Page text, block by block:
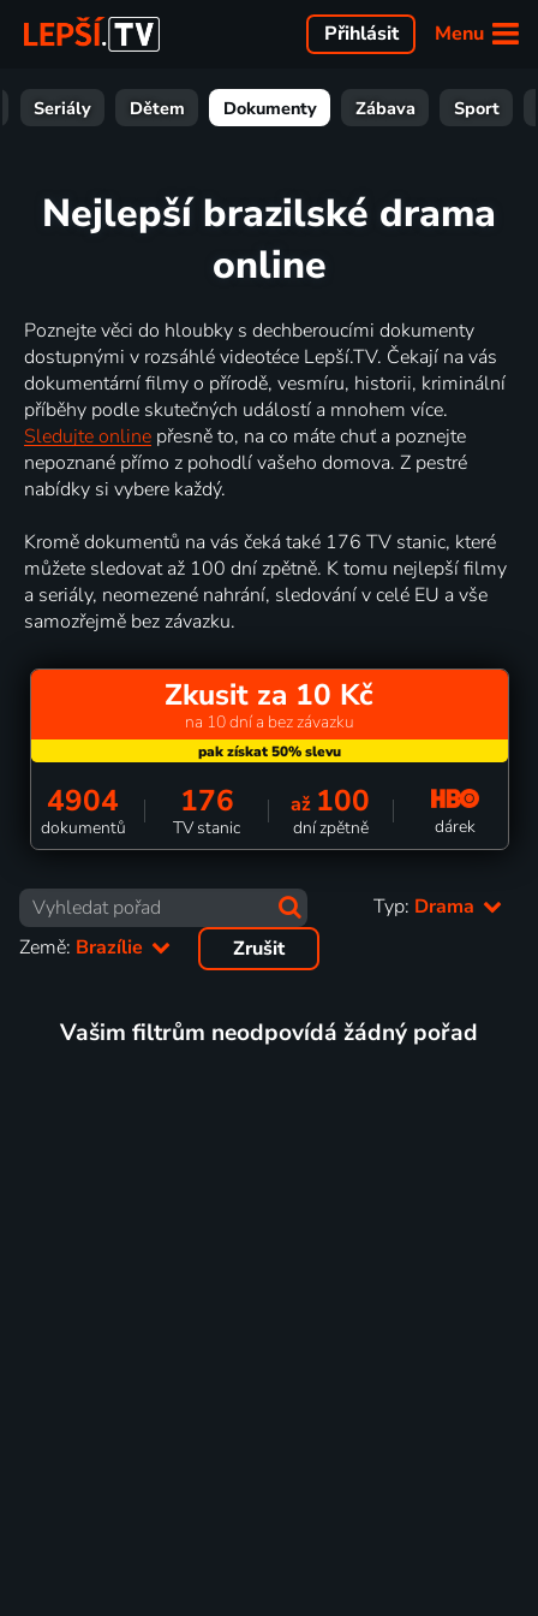
Menu
Přihlásit
Seriály Dětem Dokumenty Zábava Sport
Nejlepší brazilské drama
online
Poznejte věci do hloubky s dechberoucími dokumenty
dostupnými v rozsáhlé videotéce Lepší.TV. Čekají na vás
dokumentární filmy o přírodě, vesmíru, historii, kriminální
příběhy podle skutečných událostí a mnohem více.
Sledujte online přesně to, na co máte chuť a poznejte
nepoznané přímo z pohodlí vašeho domova. Z pestré
nabídky si vybere každý.
Kromě dokumentů na vás čeká také 176 TV stanic, které
můžete sledovat až 100 dní zpětně. K tomu nejlepší filmy
a seriály, neomezené nahrání, sledování v celé EU a vše
samozřejmě bez závazku.
Zkusit za 10 Kč
na 10 dní a bez závazku
4904
dokumentů
176
TV stanic
až 100
dní zpětně dárek
Typ: Drama
Země: Brazílie Zrušit
Vašim filtrům neodpovídá žádný pořad